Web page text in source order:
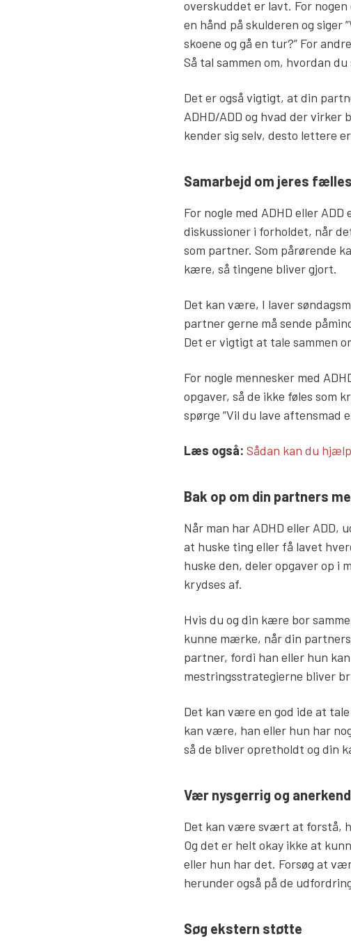
overskuddet er lavt. For
en hånd på skulderen og siger
skoene og gå en tur?” For
Så tal sammen om, hvordan
Det er også vigtigt, at din
ADHD/ADD og hvad der
kender sig selv, desto lettere
Samarbejd om jeres
For nogle med ADHD eller
diskussioner i forholdet, når
som partner. Som pårørende
kære, så tingene bliver gjort.
Det kan være, I laver
partner gerne må sende
Det er vigtigt at tale sammen
For nogle mennesker med
opgaver, så de ikke føles som
spørge ”Vil du lave aftensmad
Læs mere links
Læs også: Sådan kan du
Bak op om din partners
Når man har ADHD eller
at huske ting eller få lavet
huske den, deler opgaver op i
krydses af.
Hvis du og din kære bor
kunne mærke, når din
partner, fordi han eller hun
mestringsstrategierne bliver
Det kan være en god ide at
kan være, han eller hun har
så de bliver opretholdt og din
Vær nysgerrig og
Det kan være svært at forstå,
Og det er helt okay ikke at
eller hun har det. Forsøg at
herunder også på de
Søg ekstern støtte